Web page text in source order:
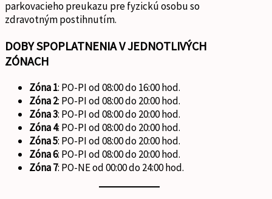
parkovacieho preukazu pre fyzickú osobu so
zdravotným postihnutím.
DOBY SPOPLATNENIA V JEDNOTLIVÝCH
ZÓNACH
Zóna 1: PO-PI od 08:00 do 16:00 hod.
Zóna 2: PO-PI od 08:00 do 20:00 hod.
Zóna 3: PO-PI od 08:00 do 20:00 hod.
Zóna 4: PO-PI od 08:00 do 20:00 hod.
Zóna 5: PO-PI od 08:00 do 20:00 hod.
Zóna 6: PO-PI od 08:00 do 20:00 hod.
Zóna 7: PO-NE od 00:00 do 24:00 hod.